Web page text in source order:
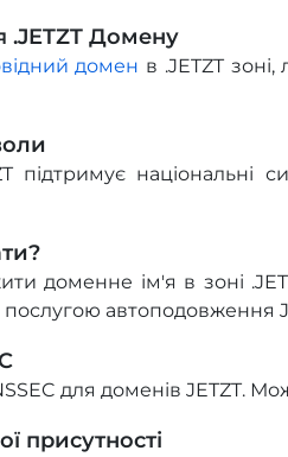
.JETZT Домену
домен в .JETZT
підтримує національні
доменне ім'я в зоні
автоподовження
для доменів JETZT.
присутності